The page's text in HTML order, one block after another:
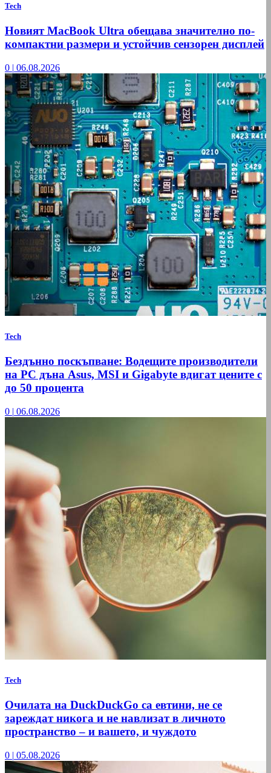
Tech
Новият MacBook Ultra обещава значително по-
компактни размери и устойчив сензорен дисплей
0 | 06.08.2026
Tech
Бездънно поскъпване: Водещите производители
на РС дъна Asus, MSI и Gigabyte вдигат цените с
до 50 процента
0 | 06.08.2026
Tech
Очилата на DuckDuckGo са евтини, не се
зареждат никога и не навлизат в личното
пространство – и вашето, и чуждото
0 | 05.08.2026